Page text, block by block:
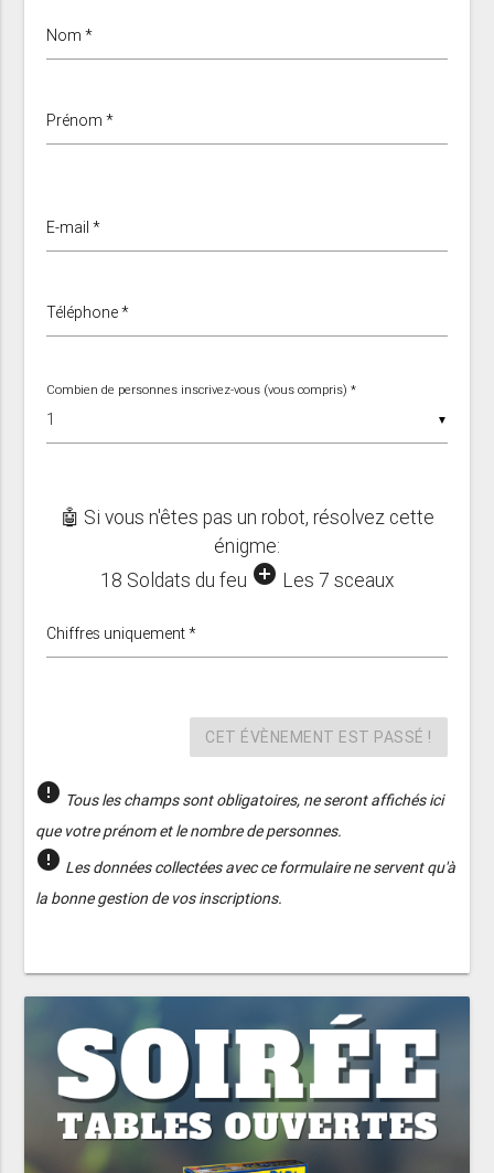
Nom *
Prénom *
E-mail *
Téléphone *
▼
Combien de personnes inscrivez-vous (vous compris) *
🤖 Si vous n'êtes pas un robot, résolvez cette
énigme:
18 Soldats du feu add_circle Les 7 sceaux
Chiffres uniquement *
CET ÉVÈNEMENT EST PASSÉ !
error Tous les champs sont obligatoires, ne seront affichés ici
que votre prénom et le nombre de personnes.
error Les données collectées avec ce formulaire ne servent qu'à
la bonne gestion de vos inscriptions.